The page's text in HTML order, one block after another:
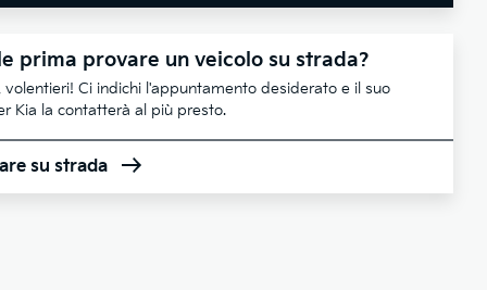
prima provare un veicolo su strada?
volentieri! Ci indichi l'appuntamento desiderato e il suo
Kia la contatterà al più presto.
su strada